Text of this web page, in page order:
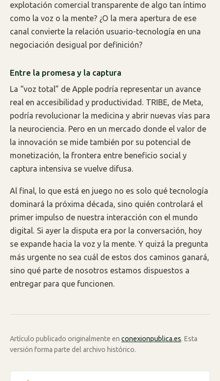
explotación comercial transparente de algo tan íntimo
como la voz o la mente? ¿O la mera apertura de ese
canal convierte la relación usuario-tecnología en una
negociación desigual por definición?
Entre la promesa y la captura
La “voz total” de Apple podría representar un avance
real en accesibilidad y productividad. TRIBE, de Meta,
podría revolucionar la medicina y abrir nuevas vías para
la neurociencia. Pero en un mercado donde el valor de
la innovación se mide también por su potencial de
monetización, la frontera entre beneficio social y
captura intensiva se vuelve difusa.
Al final, lo que está en juego no es solo qué tecnología
dominará la próxima década, sino quién controlará el
primer impulso de nuestra interacción con el mundo
digital. Si ayer la disputa era por la conversación, hoy
se expande hacia la voz y la mente. Y quizá la pregunta
más urgente no sea cuál de estos dos caminos ganará,
sino qué parte de nosotros estamos dispuestos a
entregar para que funcionen.
Artículo publicado originalmente en conexionpublica.es. Esta
versión forma parte del archivo histórico.